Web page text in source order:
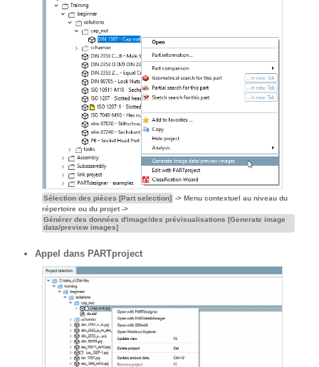
Sélection des pièces [Part selection] -> Menu contextuel au niveau du
répertoire ou du projet ->
Générer des données d'image/des prévisualisations [Generate image
data/preview images]
Appel dans PARTproject